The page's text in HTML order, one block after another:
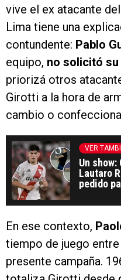
vive el ex atacante
Lima tiene una
contundente: Pablo
equipo, no solicitó
priorizá otros
Girotti a la hora de
cambio o
VER
Un
Lautaro
pedido
En ese contexto,
tiempo de juego
presente campaña.